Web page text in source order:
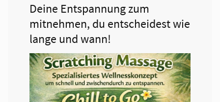
Deine Entspannung zum
mitnehmen, du entscheidest wie
lange und wann!